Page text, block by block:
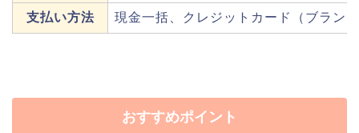
支払い方法 現金一括、クレジットカード（ブラン
おすすめポイント